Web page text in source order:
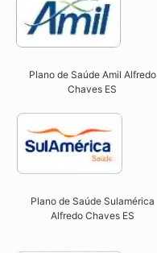
Plano de Saúde Amil Alfredo
Chaves ES
Plano de Saúde Sulamérica
Alfredo Chaves ES